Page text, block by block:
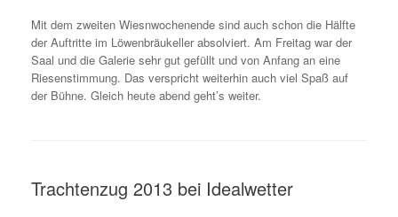
Mit dem zweiten Wiesnwochenende sind auch schon die Hälfte
der Auftritte im Löwenbräukeller absolviert. Am Freitag war der
Saal und die Galerie sehr gut gefüllt und von Anfang an eine
Riesenstimmung. Das verspricht weiterhin auch viel Spaß auf
der Bühne. Gleich heute abend geht’s weiter.
Trachtenzug 2013 bei Idealwetter